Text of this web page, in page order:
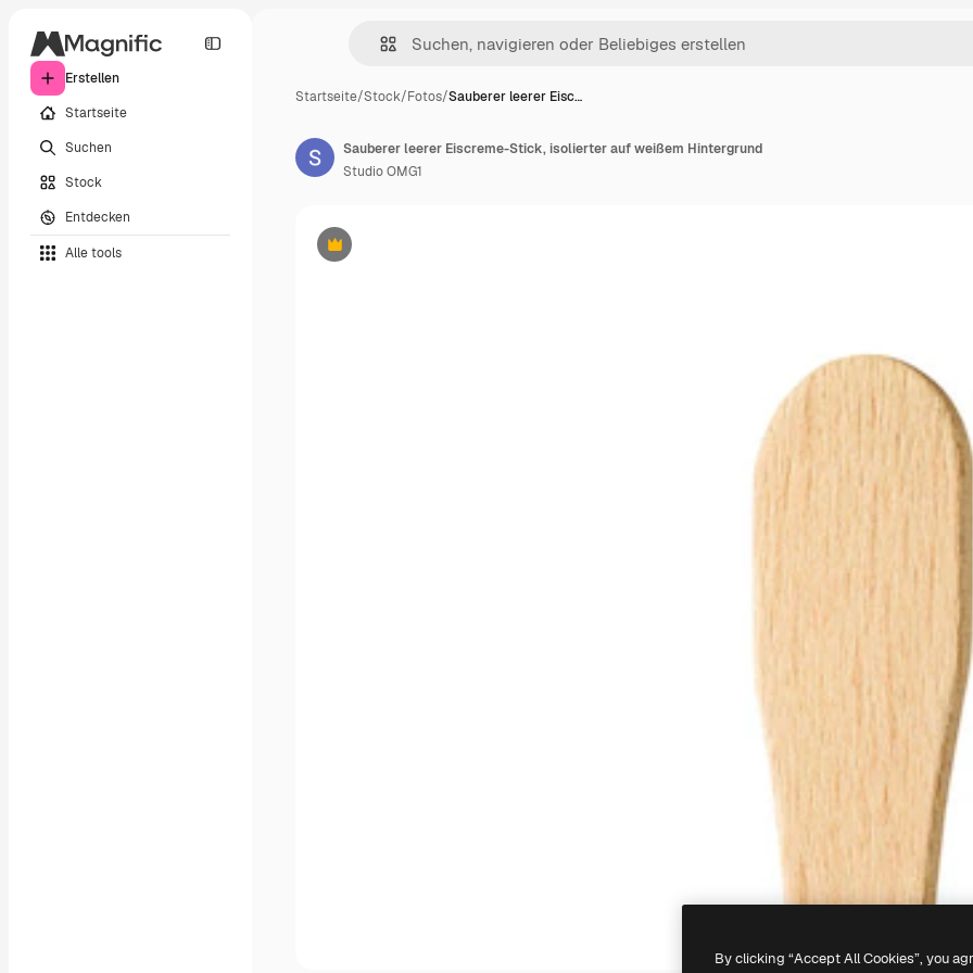
Erstellen
Startseite
Suchen
Stock
Entdecken
Alle tools
Startseite/Stock/Fotos/Sauberer leerer Eisc…
Premium
Sauberer leerer Eiscreme-Stick, isolierter auf weißem Hintergrund
Studio OMG1
By clicking “Accept All Cookies”, you